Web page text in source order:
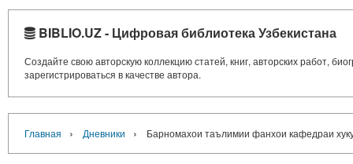
BIBLIO.UZ - Цифровая библиотека Узбекистана
Создайте свою авторскую коллекцию статей, книг, авторских работ,
зарегистрироваться в качестве автора.
Главная › Дневники › Барномахои таълимии фанхои кафедраи